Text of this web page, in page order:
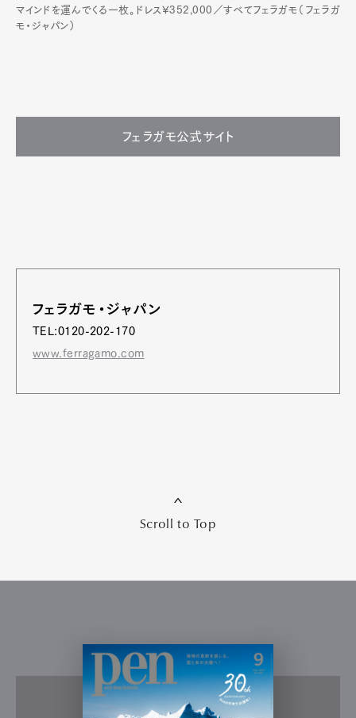
マインドを運んでくる一枚。ドレス¥352,000／すべてフェラガモ（フェラガ
モ・ジャパン）
フェラガモ公式サイト
フェラガモ・ジャパン
TEL:0120-202-170
www.ferragamo.com
Scroll to Top